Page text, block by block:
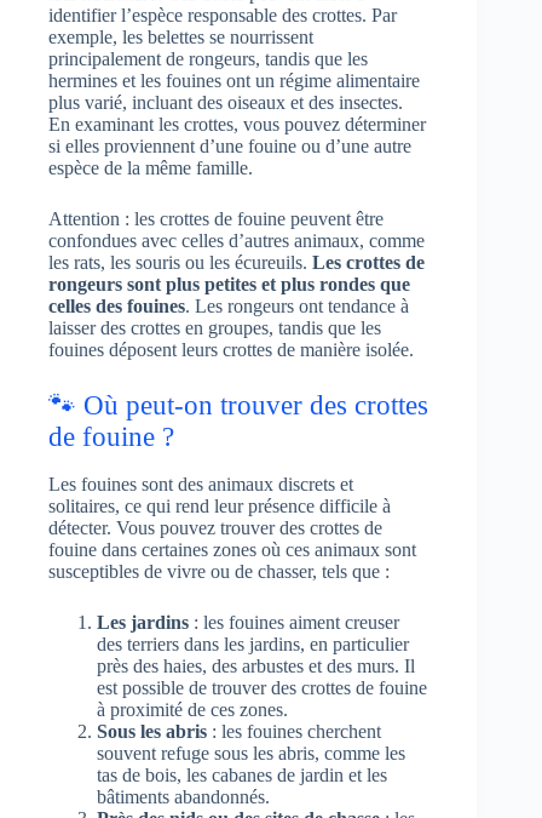
identifier l’espèce responsable des crottes. Par
exemple, les belettes se nourrissent
principalement de rongeurs, tandis que les
hermines et les fouines ont un régime alimentaire
plus varié, incluant des oiseaux et des insectes.
En examinant les crottes, vous pouvez déterminer
si elles proviennent d’une fouine ou d’une autre
espèce de la même famille.
Attention : les crottes de fouine peuvent être
confondues avec celles d’autres animaux, comme
les rats, les souris ou les écureuils. Les crottes de
rongeurs sont plus petites et plus rondes que
celles des fouines. Les rongeurs ont tendance à
laisser des crottes en groupes, tandis que les
fouines déposent leurs crottes de manière isolée.
🐾 Où peut-on trouver des crottes
de fouine ?
Les fouines sont des animaux discrets et
solitaires, ce qui rend leur présence difficile à
détecter. Vous pouvez trouver des crottes de
fouine dans certaines zones où ces animaux sont
susceptibles de vivre ou de chasser, tels que :
Les jardins : les fouines aiment creuser
des terriers dans les jardins, en particulier
près des haies, des arbustes et des murs. Il
est possible de trouver des crottes de fouine
à proximité de ces zones.
Sous les abris : les fouines cherchent
souvent refuge sous les abris, comme les
tas de bois, les cabanes de jardin et les
bâtiments abandonnés.